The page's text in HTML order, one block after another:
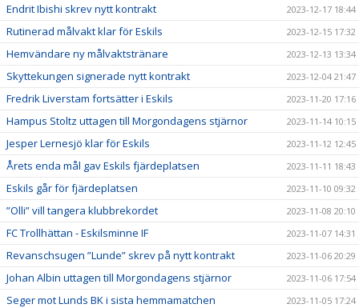
Endrit Ibishi skrev nytt kontrakt 2023-12-17 18:44
Rutinerad målvakt klar för Eskils 2023-12-15 17:32
Hemvändare ny målvaktstränare 2023-12-13 13:34
Skyttekungen signerade nytt kontrakt 2023-12-04 21:47
Fredrik Liverstam fortsätter i Eskils 2023-11-20 17:16
Hampus Stoltz uttagen till Morgondagens stjärnor 2023-11-14 10:15
Jesper Lernesjö klar för Eskils 2023-11-12 12:45
Årets enda mål gav Eskils fjärdeplatsen 2023-11-11 18:43
Eskils går för fjärdeplatsen 2023-11-10 09:32
”Olli” vill tangera klubbrekordet 2023-11-08 20:10
FC Trollhättan - Eskilsminne IF 2023-11-07 14:31
Revanschsugen ”Lunde” skrev på nytt kontrakt 2023-11-06 20:29
Johan Albin uttagen till Morgondagens stjärnor 2023-11-06 17:54
Seger mot Lunds BK i sista hemmamatchen 2023-11-05 17:24